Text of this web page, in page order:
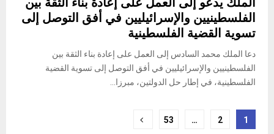
الفلسطينيين والإسرائيليين في أفق التوصل إلى
تسوية القضية الفلسطينية
دعا الملك محمد السادس إلى العمل على إعادة بناء الثقة بين
الفلسطينيين والإسرائيليين في أفق التوصل إلى تسوية القضية
الفلسطينية، في إطار حل الدولتين، مبرزا...
تعدد
1
2
…
53